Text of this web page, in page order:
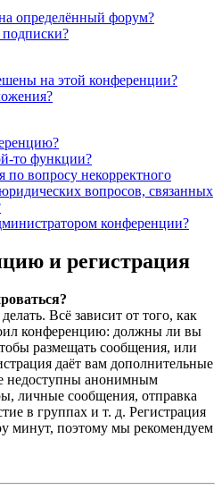
определённый форум?
подписки?
на этой конференции?
то функции?
по вопросу некорректного
вопросов, связанных
конференции?
и регистрация
Всё зависит от того, как
конференцию: должны ли вы
размещать сообщения, или
даёт вам дополнительные
недоступны анонимным
личные сообщения, отправка
в группах и т. д. Регистрация
минут, поэтому мы рекомендуем